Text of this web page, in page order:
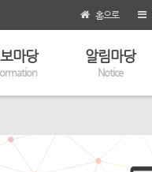
홈으로
마당 알림마당
Notice